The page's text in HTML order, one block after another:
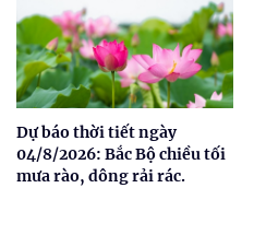
Dự báo thời tiết ngày
04/8/2026: Bắc Bộ chiều tối
mưa rào, dông rải rác.